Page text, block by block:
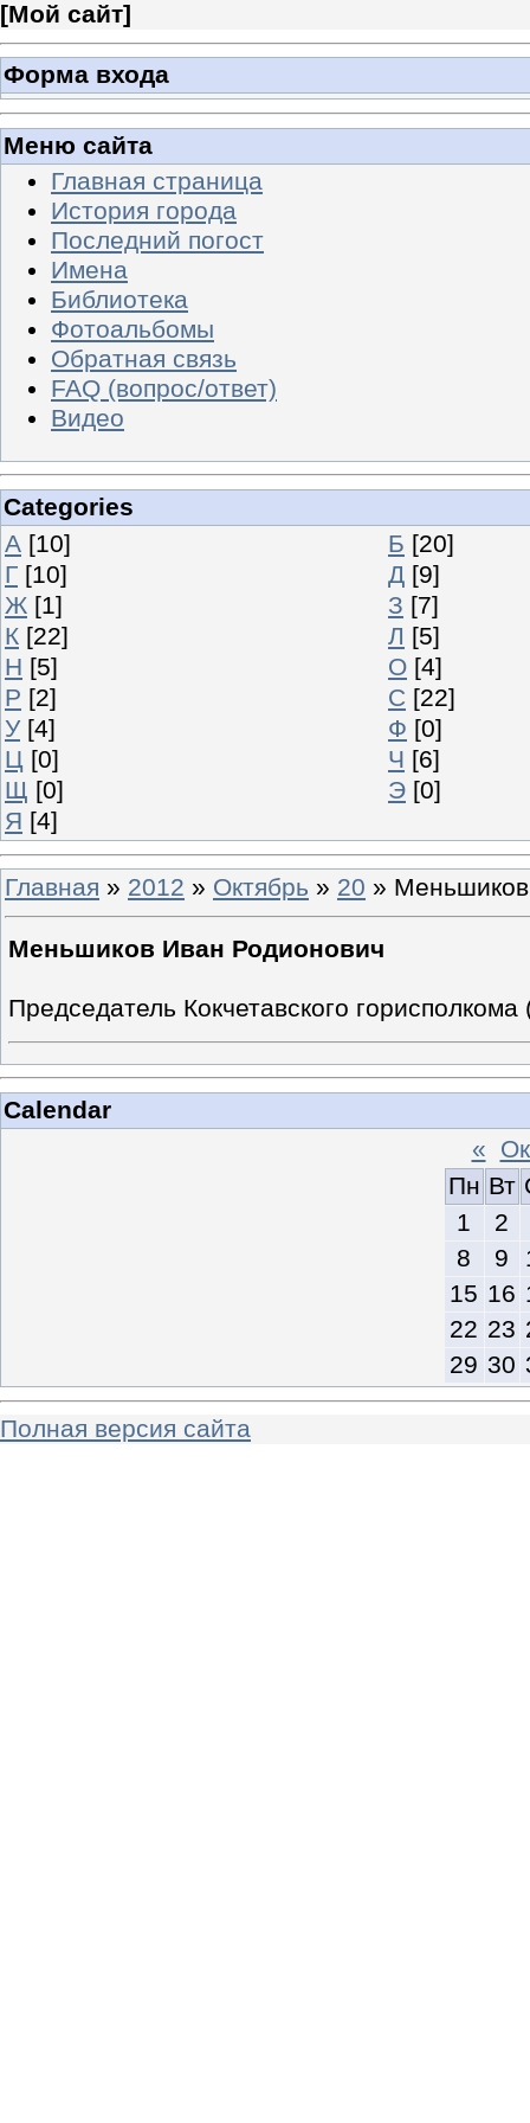
[Мой сайт]
Форма входа
Меню сайта
Главная страница
История города
Последний погост
Имена
Библиотека
Фотоальбомы
Обратная связь
FAQ (вопрос/ответ)
Видео
Categories
А [10] Б [20]
Г [10] Д [9]
Ж [1] З [7]
К [22] Л [5]
Н [5] О [4]
Р [2] С [22]
У [4] Ф [0]
Ц [0] Ч [6]
Щ [0] Э [0]
Я [4]
Главная » 2012 » Октябрь » 20 »
Меньшиков Иван Родионович
Председатель Кокчетавского
Calendar
«
Пн Вт
1
2
8
9
15 16
22 23
29 30
Полная версия сайта